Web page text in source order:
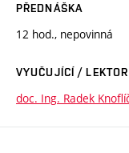
PŘEDNÁŠKA
12 hod., nepovinná
VYUČUJÍCÍ / LEKTOR
doc. Ing. Radek